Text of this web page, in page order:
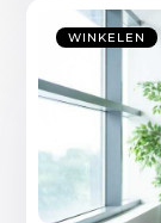
WINKELEN